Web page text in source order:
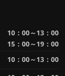
10：00～13：00
15：00～19：00
10：00～13：00